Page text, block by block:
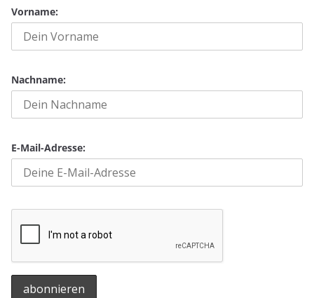
Vorname:
Nachname:
E-Mail-Adresse: